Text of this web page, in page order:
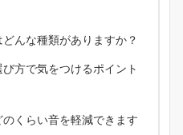
んな種類がありますか？
方で気をつけるポイント
くらい音を軽減できます